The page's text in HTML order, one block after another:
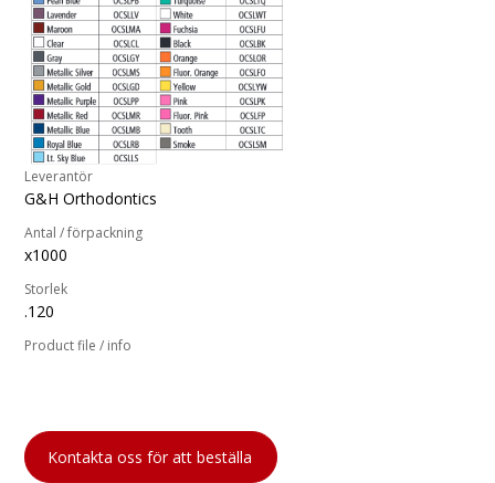
Leverantör
G&H Orthodontics
Antal / förpackning
x1000
Storlek
.120
Product file / info
Kontakta oss för att beställa